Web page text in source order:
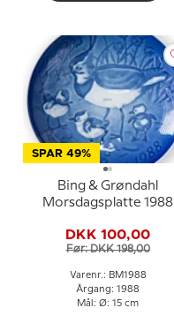
SPAR 49%
Bing & Grøndahl
Morsdagsplatte 1988
DKK 100,00
Før: DKK 198,00
Varenr.: BM1988
Årgang: 1988
Mål: Ø: 15 cm